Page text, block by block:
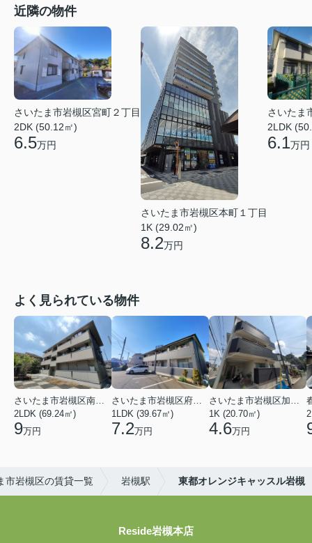
近隣の物件
さいたま市岩槻区宮町２丁目
2DK (50.12㎡)
6.5万円
さいたま市岩槻区本町１丁目
1K (29.02㎡)
8.2万円
さいたま
2LDK
6.1万円
よく見られている物件
2LDK (69.24㎡)
9万円
1LDK (39.67㎡)
7.2万円
1K (20.70㎡)
4.6万円
市岩槻区の賃貸一覧 岩槻駅 東都オレンジキャッスル岩槻
Reside岩槻本店